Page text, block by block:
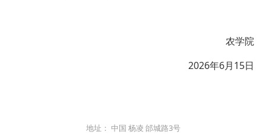
农学院
2026年6月15日
地址： 中国 杨凌 邰城路3号